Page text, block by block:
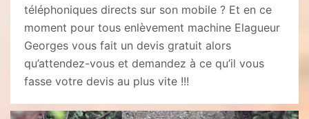
téléphoniques directs sur son mobile ? Et en ce
moment pour tous enlèvement machine Elagueur
Georges vous fait un devis gratuit alors
qu’attendez-vous et demandez à ce qu’il vous
fasse votre devis au plus vite !!!